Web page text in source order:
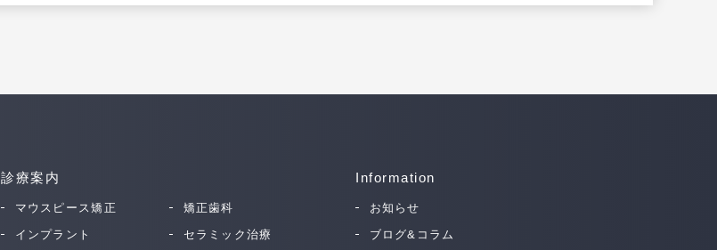
診療案内
マウスピース矯正 矯正歯科
インプラント セラミック治療
Information
お知らせ
ブログ&コラム